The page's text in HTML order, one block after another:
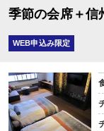
季節の会席＋信
WEB申込み限定